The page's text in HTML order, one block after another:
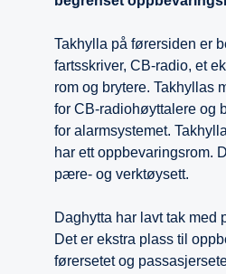
Takhylla på førersiden er
fartsskriver, CB-radio, et
rom og brytere. Takhyllas
for CB-radiohøyttalere og
for alarmsystemet.
har ett oppbevaringsrom.
pære- og verktøysett.
Daghytta har lavt tak med
Det er ekstra plass til
førersetet og